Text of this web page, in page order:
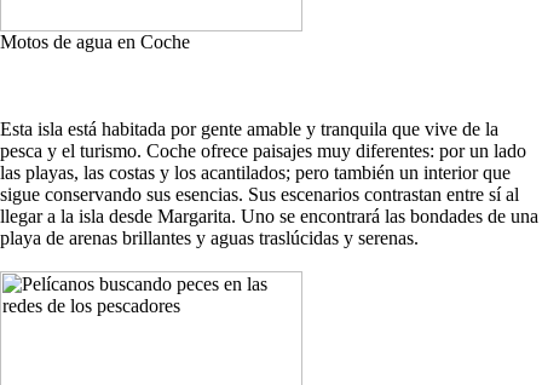
Motos de agua en Coche
Esta isla está habitada por gente amable y tranquila que vive de la
pesca y el turismo. Coche ofrece paisajes muy diferentes: por un lado
las playas, las costas y los acantilados; pero también un interior que
sigue conservando sus esencias. Sus escenarios contrastan entre sí al
llegar a la isla desde Margarita. Uno se encontrará las bondades de una
playa de arenas brillantes y aguas traslúcidas y serenas.